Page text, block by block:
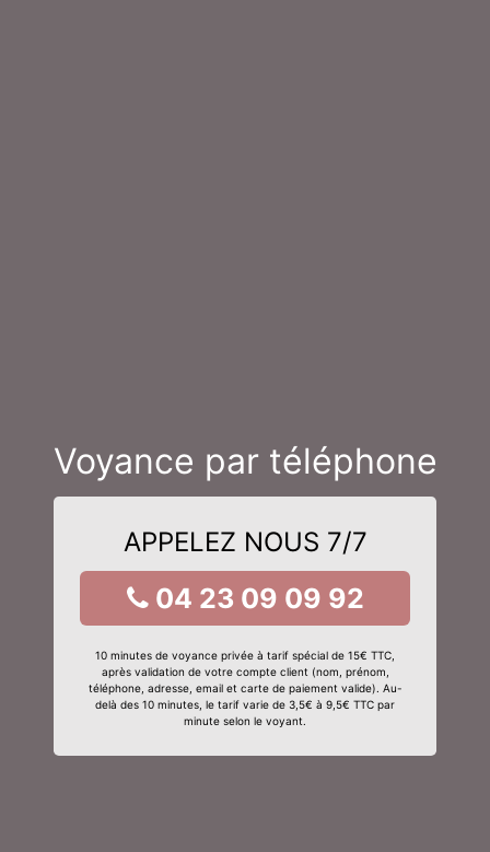
Voyance par téléphone
APPELEZ NOUS 7/7
04 23 09 09 92
10 minutes de voyance privée à tarif spécial de 15€ TTC,
après validation de votre compte client (nom, prénom,
téléphone, adresse, email et carte de paiement valide). Au-
delà des 10 minutes, le tarif varie de 3,5€ à 9,5€ TTC par
minute selon le voyant.